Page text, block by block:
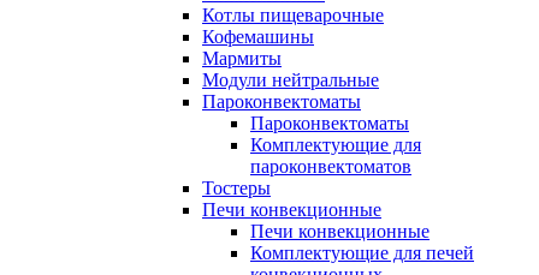
Котлы пищеварочные
Кофемашины
Мармиты
Модули нейтральные
Пароконвектоматы
Пароконвектоматы
Комплектующие для
пароконвектоматов
Тостеры
Печи конвекционные
Печи конвекционные
Комплектующие для печей